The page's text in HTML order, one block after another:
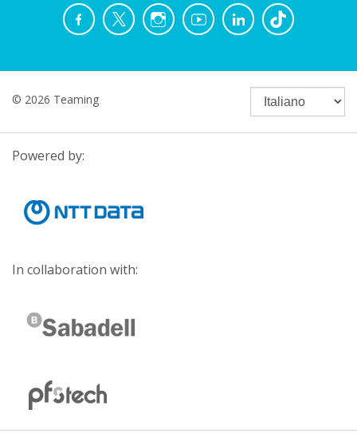
© 2026 Teaming
Powered by:
In collaboration with: